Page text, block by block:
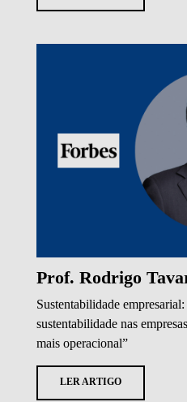
Prof. Rodrigo
Sustentabilidade
sustentabilidade nas
mais operacional”
LER ARTIGO